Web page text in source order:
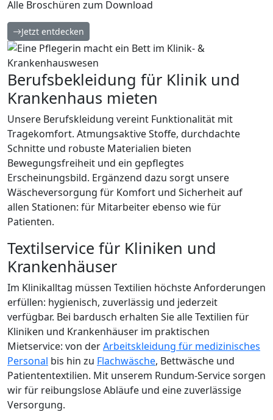
Alle Broschüren zum Download
Jetzt entdecken
Berufsbekleidung für Klinik und
Krankenhaus mieten
Unsere Berufskleidung vereint Funktionalität mit
Tragekomfort. Atmungsaktive Stoffe, durchdachte
Schnitte und robuste Materialien bieten
Bewegungsfreiheit und ein gepflegtes
Erscheinungsbild. Ergänzend dazu sorgt unsere
Wäscheversorgung für Komfort und Sicherheit auf
allen Stationen: für Mitarbeiter ebenso wie für
Patienten.
Textilservice für Kliniken und
Krankenhäuser
Im Klinikalltag müssen Textilien höchste Anforderungen
erfüllen: hygienisch, zuverlässig und jederzeit
verfügbar. Bei bardusch erhalten Sie alle Textilien für
Kliniken und Krankenhäuser im praktischen
Mietservice: von derArbeitskleidung für medizinisches
Personal bis hin zu Flachwäsche, Bettwäsche und
Patiententextilien. Mit unserem Rundum-Service sorgen
wir für reibungslose Abläufe und eine zuverlässige
Versorgung.